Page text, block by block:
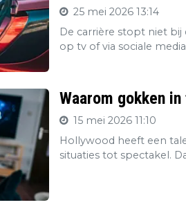
25 mei 2026 13:14
De carrière stopt niet bij
op tv of via sociale
Waarom gokken
15 mei 2026 11:10
Hollywood heeft een
situaties tot spectakel.